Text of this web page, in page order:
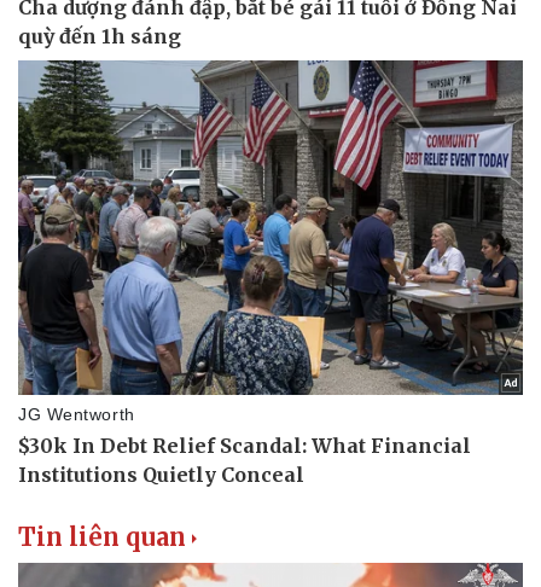
Thể thao
Bóng đá
Lịch thi đấu bóng đá
Thế giới thể thao
eSports
Hậu trường
Ô tô
Xe máy
Tư vấn
Tin liên quan